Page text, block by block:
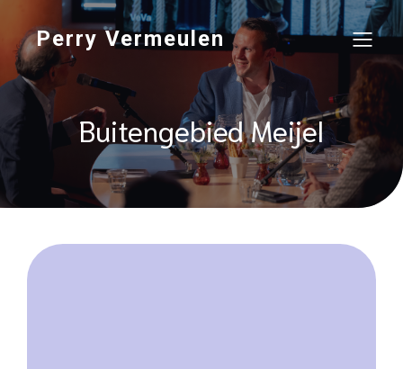
Perry Vermeulen
Buitengebied Meijel